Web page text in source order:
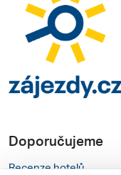
Doporučujeme
Recenze hotelů